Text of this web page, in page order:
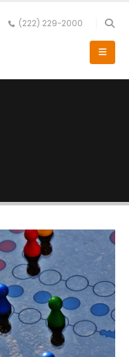
(222) 229-2000